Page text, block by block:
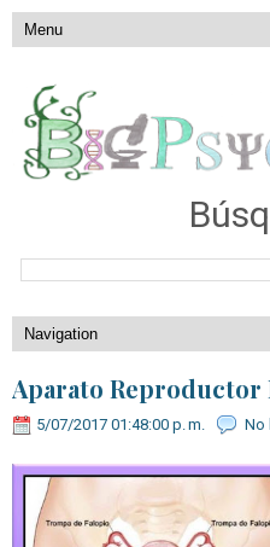
Aparato Reproductor
5/07/2017 01:48:00 p. m. No